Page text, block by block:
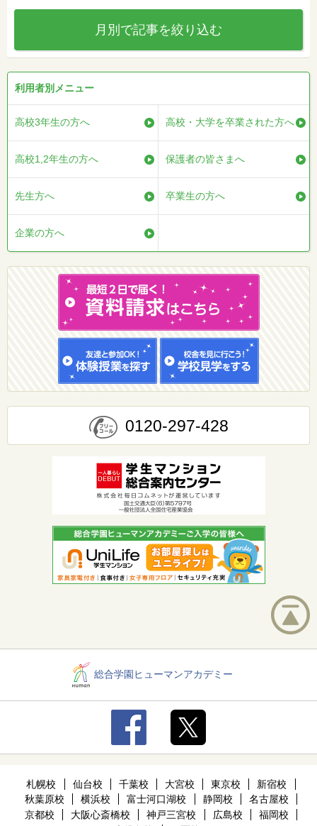
月別で記事を絞り込む
利用者別メニュー
高校3年生の方へ 高校・大学を卒業された方へ
高校1,2年生の方へ 保護者の皆さまへ
先生方へ 卒業生の方へ
企業の方へ
0120-297-428
総合学園ヒューマンアカデミー
札幌校 仙台校 千葉校 大宮校 東京校
新宿校
秋葉原校
横浜校 富士河口湖校 静岡校
名古屋校
京都校
大阪心斎橋校 神戸三宮校 広島校
福岡校